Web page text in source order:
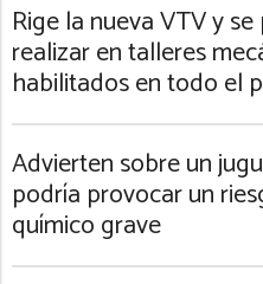
Rige la nueva VTV y
realizar en talleres
habilitados en todo el
Advierten sobre un
podría provocar un
químico grave